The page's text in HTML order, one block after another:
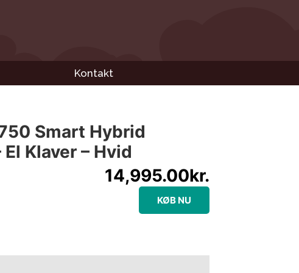
Kontakt
Smart Hybrid
Klaver – Hvid
14,995.00kr.
KØB NU